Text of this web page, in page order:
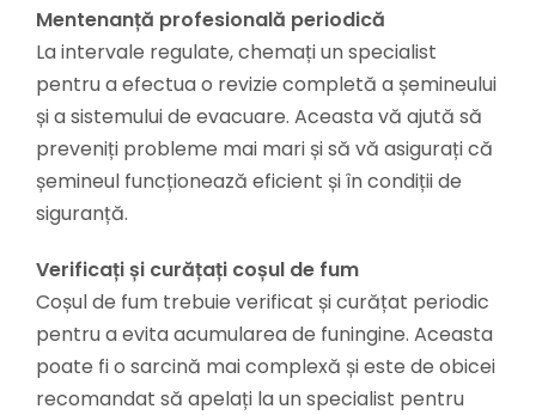
Mentenanță profesională periodică
La intervale regulate, chemați un specialist
pentru a efectua o revizie completă a șemineului
și a sistemului de evacuare. Aceasta vă ajută să
preveniți probleme mai mari și să vă asigurați că
șemineul funcționează eficient și în condiții de
siguranță.
Verificați și curățați coșul de fum
Coșul de fum trebuie verificat și curățat periodic
pentru a evita acumularea de funingine. Aceasta
poate fi o sarcină mai complexă și este de obicei
recomandat să apelați la un specialist pentru